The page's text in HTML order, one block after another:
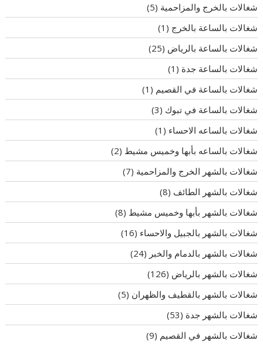
شغالات بالخرج والمزاحمية (5)
شغالات بالساعة بالخرج (1)
شغالات بالساعة بالرياض (25)
شغالات بالساعة جدة (1)
شغالات بالساعة في القصيم (1)
شغالات بالساعة في تبوك (3)
شغالات بالساعه الاحساء (1)
شغالات بالساعه بأبها وخميس مشيط (2)
شغالات بالشهر الخرج والمزاحمية (7)
شغالات بالشهر الطائف (8)
شغالات بالشهر بأبها وخميس مشيط (8)
شغالات بالشهر بالجبيل والاحساء (16)
شغالات بالشهر بالدمام والخبر (24)
شغالات بالشهر بالرياض (126)
شغالات بالشهر بالقطيف والظهران (5)
شغالات بالشهر جدة (53)
شغالات بالشهر في القصيم (9)